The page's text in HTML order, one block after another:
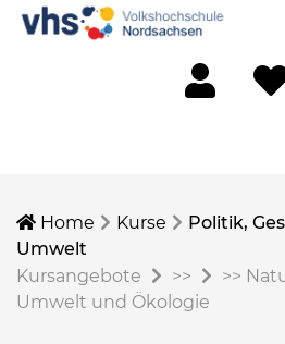
Home Kurse
Politik,
Umwelt
Kursangebote
>> >>
Umwelt und Ökologie